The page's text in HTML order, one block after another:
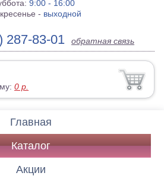
9:00 - 16:00
- выходной
287-83-01 обратная связь
0 р.
Главная
Каталог
Акции